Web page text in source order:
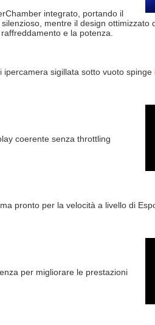
integrato, portando il
mentre il design ottimizzato
e la potenza.
sigillata sotto vuoto spinge
coerente senza throttling
pronto per la velocità a livello di
per migliorare le prestazioni